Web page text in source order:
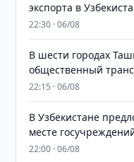
экспорта в
22:30 · 06/08
В шести городах
общественный
22:15 · 06/08
В Узбекистане
месте
22:00 · 06/08